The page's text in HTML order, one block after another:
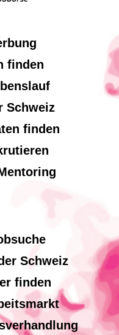
finden
Schweiz
finden
Schweiz
finden